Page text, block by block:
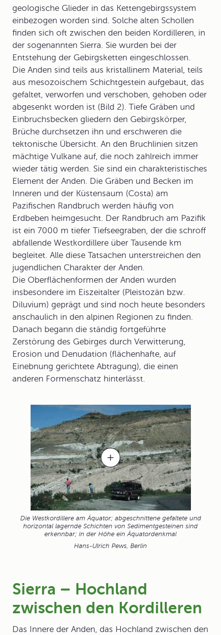
geologische Glieder in das Kettengebirgssystem
einbezogen worden sind. Solche alten Schollen
finden sich oft zwischen den beiden Kordilleren, in
der sogenannten Sierra. Sie wurden bei der
Entstehung der Gebirgsketten eingeschlossen.
Die Anden sind teils aus kristallinem Material, teils
aus mesozoischem Schichtgestein aufgebaut, das
gefaltet, verworfen und verschoben, gehoben oder
abgesenkt worden ist (Bild 2). Tiefe Gräben und
Einbruchsbecken gliedern den Gebirgskörper,
Brüche durchsetzen ihn und erschweren die
tektonische Übersicht. An den Bruchlinien sitzen
mächtige Vulkane auf, die noch zahlreich immer
wieder tätig werden. Sie sind ein charakteristisches
Element der Anden. Die Gräben und Becken im
Inneren und der Küstensaum (Costa) am
Pazifischen Randbruch werden häufig von
Erdbeben heimgesucht. Der Randbruch am Pazifik
ist ein 7000 m tiefer Tiefseegraben, der die schroff
abfallende Westkordillere über Tausende km
begleitet. Alle diese Tatsachen unterstreichen den
jugendlichen Charakter der Anden.
Die Oberflächenformen der Anden wurden
insbesondere im Eiszeitalter (Pleistozän bzw.
Diluvium) geprägt und sind noch heute besonders
anschaulich in den alpinen Regionen zu finden.
Danach begann die ständig fortgeführte
Zerstörung des Gebirges durch Verwitterung,
Erosion und Denudation (flächenhafte, auf
Einebnung gerichtete Abtragung), die einen
anderen Formenschatz hinterlässt.
Die Westkordillere am Äquator; abgeschnittene gefaltete und
horizontal lagernde Schichten von Sedimentgesteinen sind
erkennbar; in der Höhe ein Äquatordenkmal
Hans-Ulrich Pews, Berlin
Sierra – Hochland
zwischen den Kordilleren
Das Innere der Anden, das Hochland zwischen den